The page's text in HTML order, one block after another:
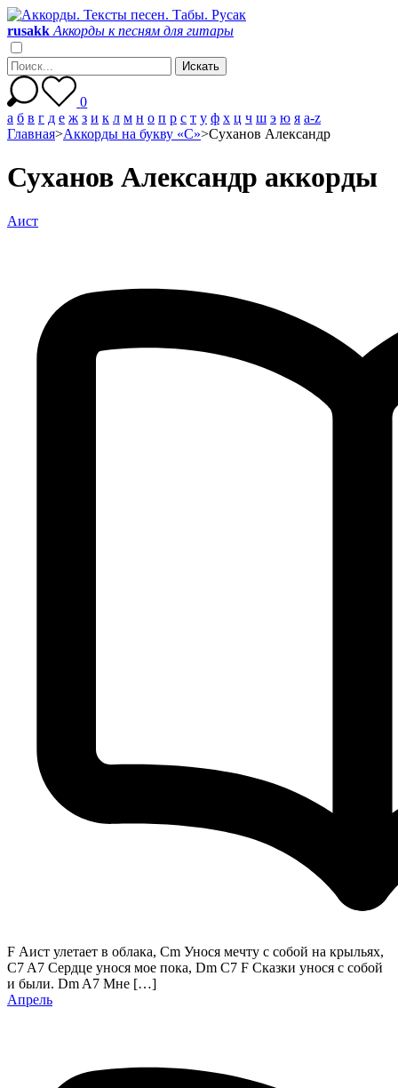
rusakk Аккорды к песням для гитары
0
а б в г д е ж з и к л м н о п р с т у ф х ц ч ш э ю я a-z
Главная>Аккорды на букву «С»>Суханов Александр
Суханов Александр аккорды
Аист
F Аист улетает в облака, Cm Унося мечту с собой на крыльях,
C7 A7 Сердце унося мое пока, Dm C7 F Сказки унося с собой
и были. Dm A7 Мне […]
Апрель